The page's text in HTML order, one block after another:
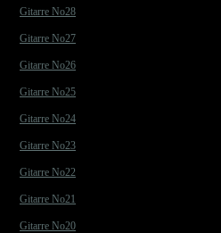
Gitarre No28
Gitarre No27
Gitarre No26
Gitarre No25
Gitarre No24
Gitarre No23
Gitarre No22
Gitarre No21
Gitarre No20